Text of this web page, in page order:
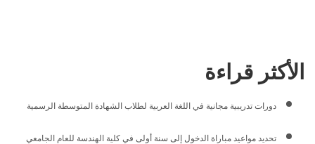
الأكثر قراءة
دورات تدريبية مجانية في اللغة العربية لطلاب الشهادة المتوسطة الرسمية
تحديد مواعيد مباراة الدخول إلى سنة أولى في كلية الهندسة للعام الجامعي